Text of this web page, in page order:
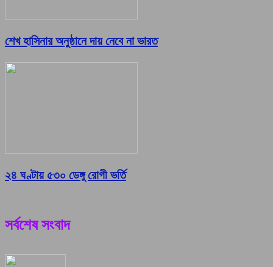
শেখ হাসিনার অনুষ্ঠানে দায় নেবে না ভারত
২৪ ঘণ্টায় ৫৩০ ডেঙ্গু রোগী ভর্তি
সর্বশেষ সংবাদ